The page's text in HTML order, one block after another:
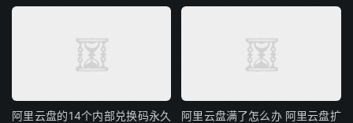
阿里云盘的14个内部兑换码永久
阿里云盘满了怎么办 阿里云盘扩